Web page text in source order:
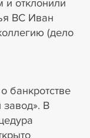
и отклонили
ВС Иван
(дело
банкротстве
В